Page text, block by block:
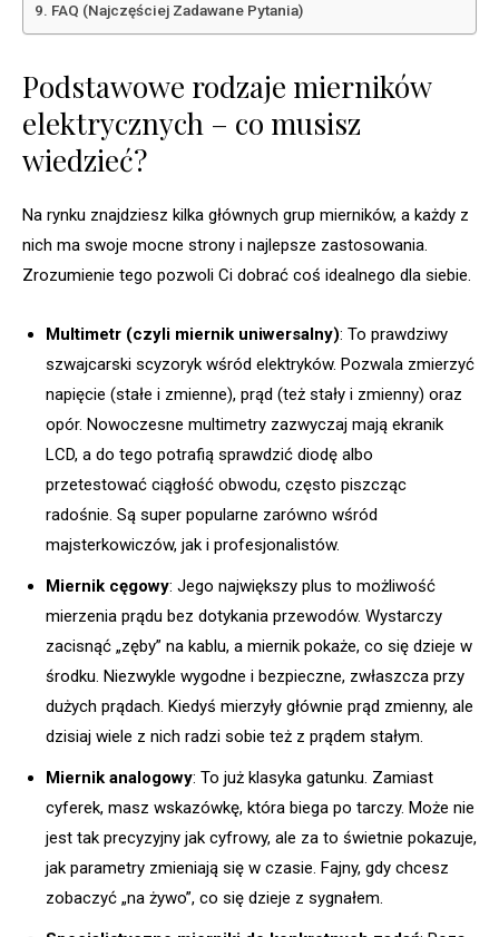
FAQ (Najczęściej Zadawane Pytania)
Podstawowe rodzaje mierników
elektrycznych – co musisz
wiedzieć?
Na rynku znajdziesz kilka głównych grup mierników, a każdy z
nich ma swoje mocne strony i najlepsze zastosowania.
Zrozumienie tego pozwoli Ci dobrać coś idealnego dla siebie.
Multimetr (czyli miernik uniwersalny): To prawdziwy
szwajcarski scyzoryk wśród elektryków. Pozwala zmierzyć
napięcie (stałe i zmienne), prąd (też stały i zmienny) oraz
opór. Nowoczesne multimetry zazwyczaj mają ekranik
LCD, a do tego potrafią sprawdzić diodę albo
przetestować ciągłość obwodu, często piszcząc
radośnie. Są super popularne zarówno wśród
majsterkowiczów, jak i profesjonalistów.
Miernik cęgowy: Jego największy plus to możliwość
mierzenia prądu bez dotykania przewodów. Wystarczy
zacisnąć „zęby” na kablu, a miernik pokaże, co się dzieje w
środku. Niezwykle wygodne i bezpieczne, zwłaszcza przy
dużych prądach. Kiedyś mierzyły głównie prąd zmienny, ale
dzisiaj wiele z nich radzi sobie też z prądem stałym.
Miernik analogowy: To już klasyka gatunku. Zamiast
cyferek, masz wskazówkę, która biega po tarczy. Może nie
jest tak precyzyjny jak cyfrowy, ale za to świetnie pokazuje,
jak parametry zmieniają się w czasie. Fajny, gdy chcesz
zobaczyć „na żywo”, co się dzieje z sygnałem.